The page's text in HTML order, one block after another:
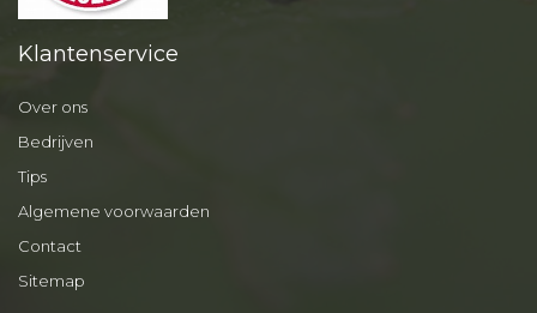
Klantenservice
Over ons
Bedrijven
Tips
Algemene voorwaarden
Contact
Sitemap